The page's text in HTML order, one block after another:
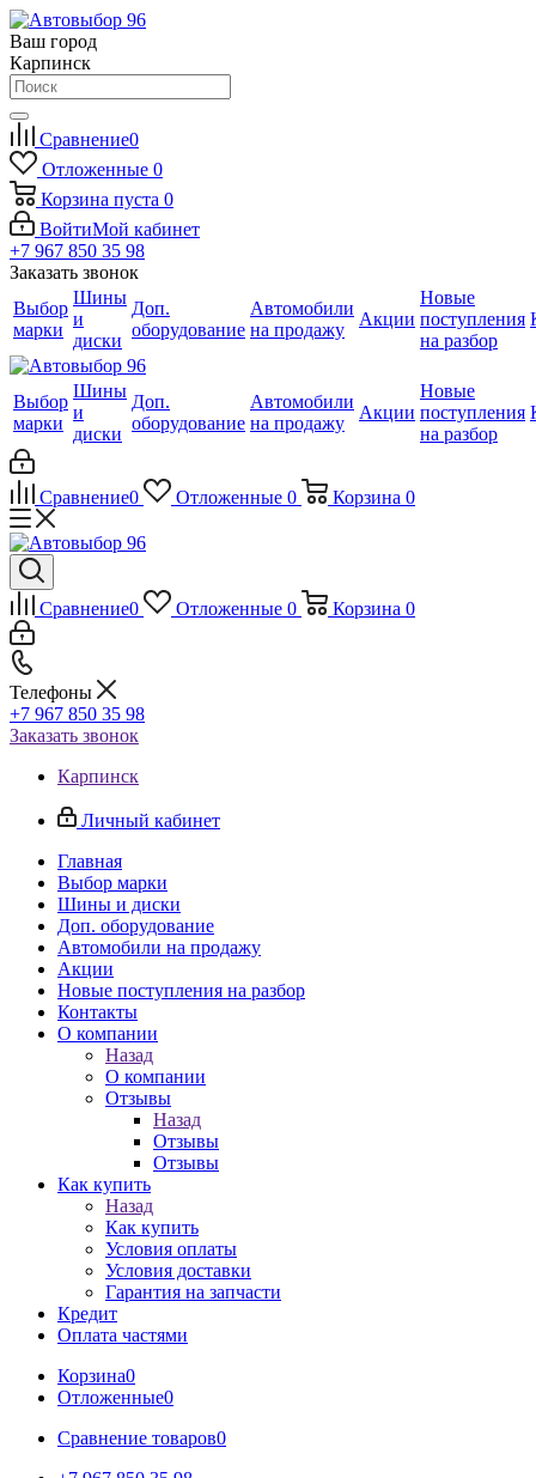
Ваш город
Карпинск
Сравнение0
Отложенные 0
Корзина пуста 0
ВойтиМой кабинет
+7 967 850 35 98
Заказать звонок
Выбор
марки
Шины
и
диски
Доп.
оборудование
Автомобили
на продажу
Акции
Новые
поступления
на разбор
Выбор
марки
Шины
и
диски
Доп.
оборудование
Автомобили
на продажу
Акции
Новые
поступления
на разбор
Сравнение0 Отложенные 0 Корзина 0
Сравнение0 Отложенные 0 Корзина 0
Телефоны
+7 967 850 35 98
Заказать звонок
Карпинск
Личный кабинет
Главная
Выбор марки
Шины и диски
Доп. оборудование
Автомобили на продажу
Акции
Новые поступления на разбор
Контакты
О компании
Назад
О компании
Отзывы
Назад
Отзывы
Отзывы
Как купить
Назад
Как купить
Условия оплаты
Условия доставки
Гарантия на запчасти
Кредит
Оплата частями
Корзина0
Отложенные0
Сравнение товаров0